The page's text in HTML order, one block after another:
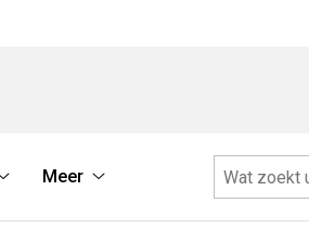
submenu
Meer
submenu